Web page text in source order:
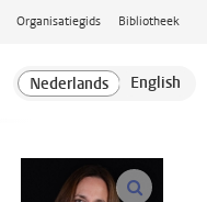
Organisatiegids Bibliotheek
open